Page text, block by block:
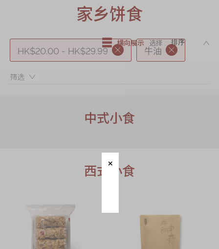
迪士尼系列
奇华LINE
FRIENDS礼盒
所有产品
家乡饼食
HK$20.00 - HK$29.99 牛油
筛选：
横向展示 选择 :
中式小食
西式小食